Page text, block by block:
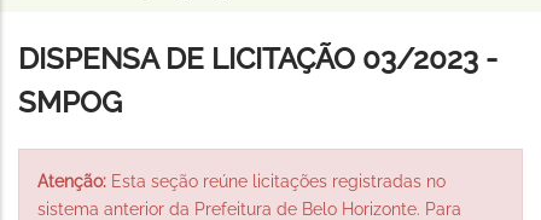
navegação
DISPENSA DE LICITAÇÃO 03/2023 -
SMPOG
Atenção: Esta seção reúne licitações registradas no
sistema anterior da Prefeitura de Belo Horizonte. Para